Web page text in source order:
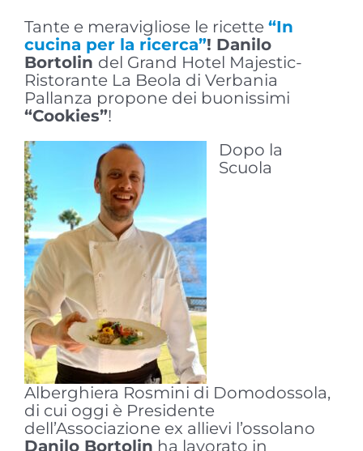
Tante e meravigliose le ricette “In
cucina per la ricerca”! Danilo
Bortolin del Grand Hotel Majestic-
Ristorante La Beola di Verbania
Pallanza propone dei buonissimi
“Cookies”!
Dopo la
Scuola
Alberghiera Rosmini di Domodossola,
di cui oggi è Presidente
dell’Associazione ex allievi l’ossolano
Danilo Bortolin ha lavorato in